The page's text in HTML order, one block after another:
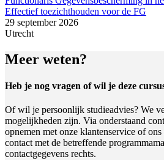
Effectief toezichthouden voor de FG
29 september 2026
Utrecht
Meer weten?
Heb je nog vragen of wil je deze
Of wil je persoonlijk studieadvies? We
mogelijkheden zijn. Via onderstaand
opnemen met onze klantenservice of
contact met de betreffende
contactgegevens rechts.